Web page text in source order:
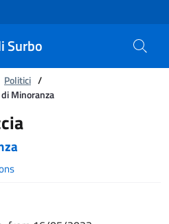
Surbo
Politici /
Minoranza
di Minoranza